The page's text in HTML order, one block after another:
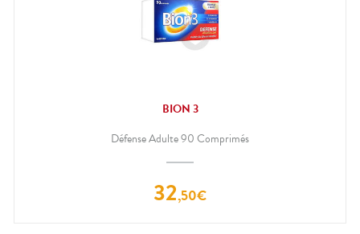
BION 3
Défense Adulte 90 Comprimés
32,50€